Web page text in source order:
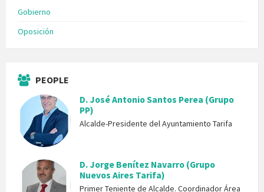
Gobierno
Oposición
PEOPLE
D. José Antonio Santos Perea (Grupo
PP)
Alcalde-Presidente del Ayuntamiento Tarifa
D. Jorge Benítez Navarro (Grupo
Nuevos Aires Tarifa)
Primer Teniente de Alcalde. Coordinador Área